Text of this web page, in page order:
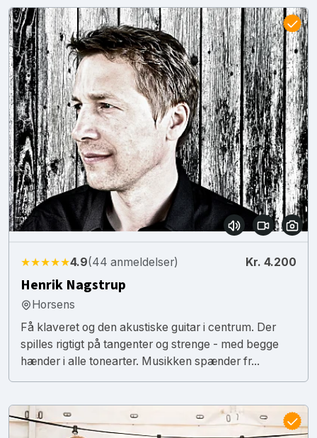
★★★★★4.9(44 anmeldelser) Kr. 4.200
Henrik Nagstrup
Horsens
Få klaveret og den akustiske guitar i centrum. Der
spilles rigtigt på tangenter og strenge - med begge
hænder i alle tonearter. Musikken spænder fr...